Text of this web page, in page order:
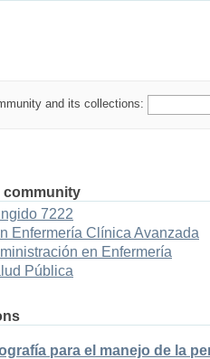
and its collections:
community
7222
Enfermería Clínica Avanzada
en Enfermería
Pública
para el manejo de la